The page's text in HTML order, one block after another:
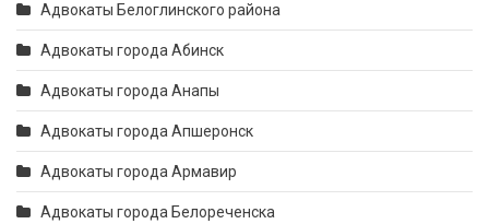
Адвокаты Белоглинского района
Адвокаты города Абинск
Адвокаты города Анапы
Адвокаты города Апшеронск
Адвокаты города Армавир
Адвокаты города Белореченска